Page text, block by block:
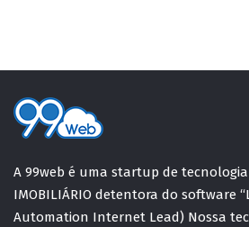
A 99web é uma startup de
IMOBILIÁRIO detentora do software
Automation Internet Lead) Nossa